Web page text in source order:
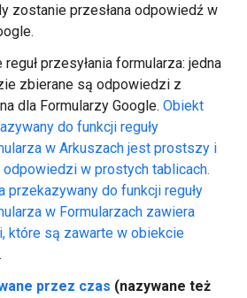
zostanie przesłana odpowiedź w
przesyłania formularza: jedna
zbierane są odpowiedzi z
dla Formularzy Google. Obiekt
do funkcji reguły
w Arkuszach jest prostszy i
w prostych tablicach.
przekazywany do funkcji reguły
w Formularzach zawiera
które są zawarte w obiekcie
.
przez czas (nazywane też